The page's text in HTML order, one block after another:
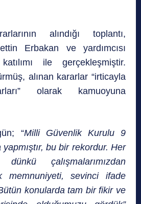
alındığı toplantı,
Erbakan ve yardımcısı
ile gerçekleşmiştir.
alınan kararlar “irticayla
olarak kamuoyuna
“Milli Güvenlik Kurulu 9
bu bir rekordur. Her
çalışmalarımızdan
memnuniyeti, sevinci ifade
konularda tam bir fikir ve